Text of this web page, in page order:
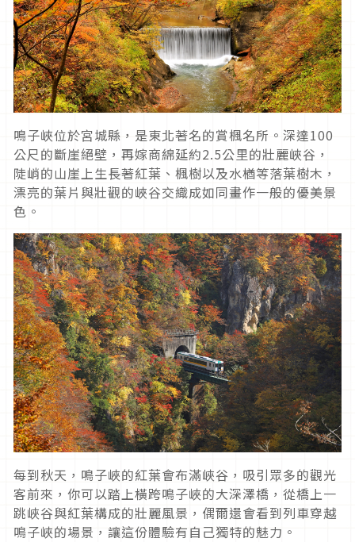
鳴子峽位於宮城縣，是東北著名的賞楓名所。深達100
公尺的斷崖絕壁，再嫁商綿延約2.5公里的壯麗峽谷，
陡峭的山崖上生長著紅葉、楓樹以及水楢等落葉樹木，
漂亮的葉片與壯觀的峽谷交織成如同畫作一般的優美景
色。
每到秋天，鳴子峽的紅葉會布滿峽谷，吸引眾多的觀光
客前來，你可以踏上橫跨鳴子峽的大深澤橋，從橋上一
跳峽谷與紅葉構成的壯麗風景，偶爾還會看到列車穿越
鳴子峽的場景，讓這份體驗有自己獨特的魅力。